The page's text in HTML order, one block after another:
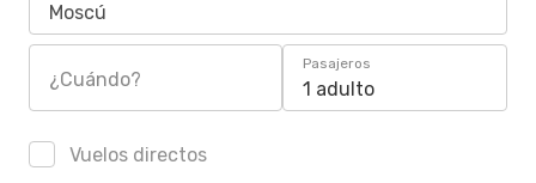
Moscú
¿Cuándo?
Pasajeros
1 adulto
Vuelos directos